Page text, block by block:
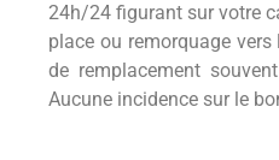
24h/24 figurant sur votre
place ou remorquage
de remplacement
Aucune incidence sur le